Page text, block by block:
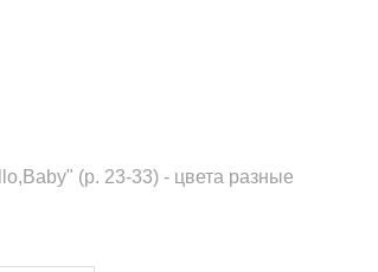
(р. 23-33) - цвета разные